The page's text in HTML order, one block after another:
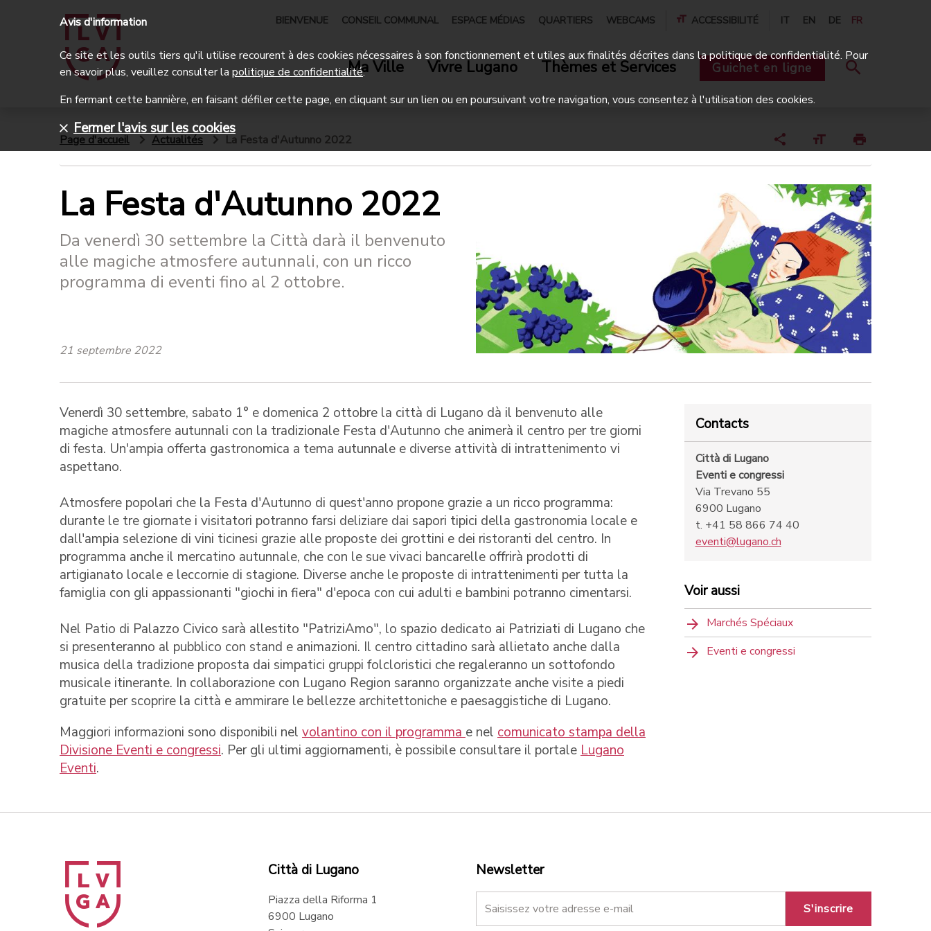
BIENVENUE CONSEIL COMMUNAL ESPACE MÉDIAS QUARTIERS WEBCAMS ACCESSIBILITÉ IT EN DE FR
Ma Ville Vivre Lugano Thèmes et Services Guichet en ligne
Page d'accueil Actualités La Festa d'Autunno 2022
La Festa d'Autunno 2022
Da venerdì 30 settembre la Città darà il benvenuto
alle magiche atmosfere autunnali, con un ricco
programma di eventi fino al 2 ottobre.
21 septembre 2022
Venerdì 30 settembre, sabato 1° e domenica 2 ottobre la città di Lugano dà il benvenuto alle
magiche atmosfere autunnali con la tradizionale Festa d'Autunno che animerà il centro per tre giorni
di festa. Un'ampia offerta gastronomica a tema autunnale e diverse attività di intrattenimento vi
aspettano.
Atmosfere popolari che la Festa d'Autunno di quest'anno propone grazie a un ricco programma:
durante le tre giornate i visitatori potranno farsi deliziare dai sapori tipici della gastronomia locale e
dall'ampia selezione di vini ticinesi grazie alle proposte dei grottini e dei ristoranti del centro. In
programma anche il mercatino autunnale, che con le sue vivaci bancarelle offrirà prodotti di
artigianato locale e leccornie di stagione. Diverse anche le proposte di intrattenimenti per tutta la
famiglia con gli appassionanti "giochi in fiera" d'epoca con cui adulti e bambini potranno cimentarsi.
Nel Patio di Palazzo Civico sarà allestito "PatriziAmo", lo spazio dedicato ai Patriziati di Lugano che
si presenteranno al pubblico con stand e animazioni. Il centro cittadino sarà allietato anche dalla
musica della tradizione proposta dai simpatici gruppi folcloristici che regaleranno un sottofondo
musicale itinerante. In collaborazione con Lugano Region saranno organizzate anche visite a piedi
gratuite per scoprire la città e ammirare le bellezze architettoniche e paesaggistiche di Lugano.
Maggiori informazioni sono disponibili nel volantino con il programma e nel comunicato stampa della
Divisione Eventi e congressi. Per gli ultimi aggiornamenti, è possibile consultare il portale Lugano
Eventi.
Contacts
Città di Lugano
Eventi e congressi
Via Trevano 55
6900 Lugano
t. +41 58 866 74 40
eventi@lugano.ch
Voir aussi
Marchés Spéciaux
Eventi e congressi
Città di Lugano
Piazza della Riforma 1
6900 Lugano
Newsletter
S'inscrire
Avis d'information
Ce site et les outils tiers qu'il utilise recourent à des cookies nécessaires à son fonctionnement et utiles aux finalités décrites dans la politique de confidentialité. Pour
en savoir plus, veuillez consulter la politique de confidentialité.
En fermant cette bannière, en faisant défiler cette page, en cliquant sur un lien ou en poursuivant votre navigation, vous consentez à l'utilisation des cookies.
Fermer l'avis sur les cookies